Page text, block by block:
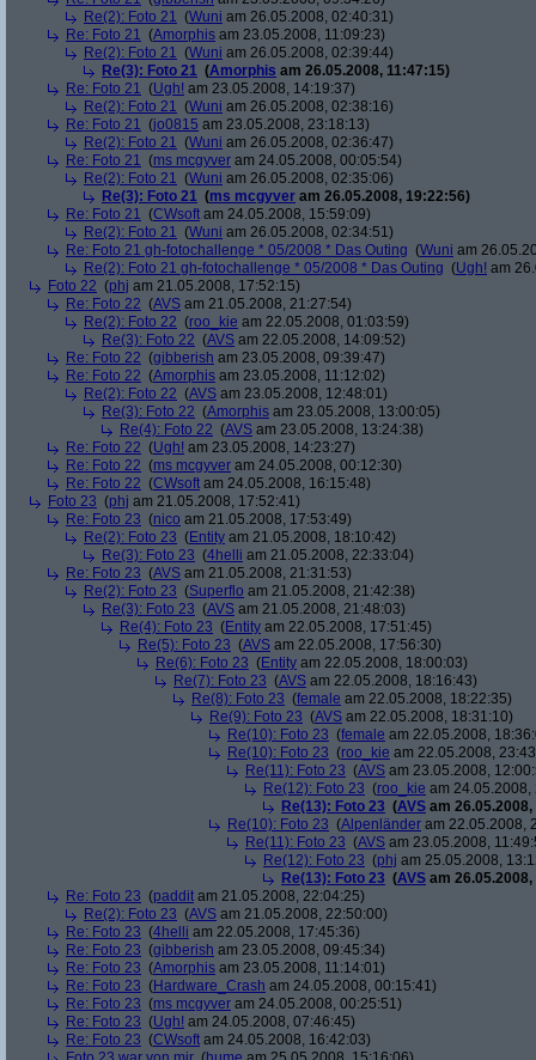
Re(2): Foto 21 (Wuni am 26.05.2008, 02:40:31)
Re: Foto 21 (Amorphis am 23.05.2008, 11:09:23)
Re(2): Foto 21 (Wuni am 26.05.2008, 02:39:44)
Re(3): Foto 21 (Amorphis am 26.05.2008, 11:47:15)
Re: Foto 21 (Ugh! am 23.05.2008, 14:19:37)
Re(2): Foto 21 (Wuni am 26.05.2008, 02:38:16)
Re: Foto 21 (jo0815 am 23.05.2008, 23:18:13)
Re(2): Foto 21 (Wuni am 26.05.2008, 02:36:47)
Re: Foto 21 (ms mcgyver am 24.05.2008, 00:05:54)
Re(2): Foto 21 (Wuni am 26.05.2008, 02:35:06)
Re(3): Foto 21 (ms mcgyver am 26.05.2008, 19:22:56)
Re: Foto 21 (CWsoft am 24.05.2008, 15:59:09)
Re(2): Foto 21 (Wuni am 26.05.2008, 02:34:51)
Re: Foto 21 gh-fotochallenge * 05/2008 * Das Outing (Wuni am
Re(2): Foto 21 gh-fotochallenge * 05/2008 * Das Outing (Ugh! am
Foto 22 (phj am 21.05.2008, 17:52:15)
Re: Foto 22 (AVS am 21.05.2008, 21:27:54)
Re(2): Foto 22 (roo_kie am 22.05.2008, 01:03:59)
Re(3): Foto 22 (AVS am 22.05.2008, 14:09:52)
Re: Foto 22 (gibberish am 23.05.2008, 09:39:47)
Re: Foto 22 (Amorphis am 23.05.2008, 11:12:02)
Re(2): Foto 22 (AVS am 23.05.2008, 12:48:01)
Re(3): Foto 22 (Amorphis am 23.05.2008, 13:00:05)
Re(4): Foto 22 (AVS am 23.05.2008, 13:24:38)
Re: Foto 22 (Ugh! am 23.05.2008, 14:23:27)
Re: Foto 22 (ms mcgyver am 24.05.2008, 00:12:30)
Re: Foto 22 (CWsoft am 24.05.2008, 16:15:48)
Foto 23 (phj am 21.05.2008, 17:52:41)
Re: Foto 23 (nico am 21.05.2008, 17:53:49)
Re(2): Foto 23 (Entity am 21.05.2008, 18:10:42)
Re(3): Foto 23 (4helli am 21.05.2008, 22:33:04)
Re: Foto 23 (AVS am 21.05.2008, 21:31:53)
Re(2): Foto 23 (Superflo am 21.05.2008, 21:42:38)
Re(3): Foto 23 (AVS am 21.05.2008, 21:48:03)
Re(4): Foto 23 (Entity am 22.05.2008, 17:51:45)
Re(5): Foto 23 (AVS am 22.05.2008, 17:56:30)
Re(6): Foto 23 (Entity am 22.05.2008, 18:00:03)
Re(7): Foto 23 (AVS am 22.05.2008, 18:16:43)
Re(8): Foto 23 (female am 22.05.2008, 18:22:35)
Re(9): Foto 23 (AVS am 22.05.2008, 18:31:10)
Re(10): Foto 23 (female am 22.05.2008,
Re(10): Foto 23 (roo_kie am 22.05.2008,
Re(11): Foto 23 (AVS am 23.05.2008,
Re(12): Foto 23 (roo_kie am 24.05.2008,
Re(13): Foto 23 (AVS am
Re(10): Foto 23 (Alpenländer am 22.05.2008,
Re(11): Foto 23 (AVS am 23.05.2008,
Re(12): Foto 23 (phj am 25.05.2008,
Re(13): Foto 23 (AVS am
Re: Foto 23 (paddit am 21.05.2008, 22:04:25)
Re(2): Foto 23 (AVS am 21.05.2008, 22:50:00)
Re: Foto 23 (4helli am 22.05.2008, 17:45:36)
Re: Foto 23 (gibberish am 23.05.2008, 09:45:34)
Re: Foto 23 (Amorphis am 23.05.2008, 11:14:01)
Re: Foto 23 (Hardware_Crash am 24.05.2008, 00:15:41)
Re: Foto 23 (ms mcgyver am 24.05.2008, 00:25:51)
Re: Foto 23 (Ugh! am 24.05.2008, 07:46:45)
Re: Foto 23 (CWsoft am 24.05.2008, 16:42:03)